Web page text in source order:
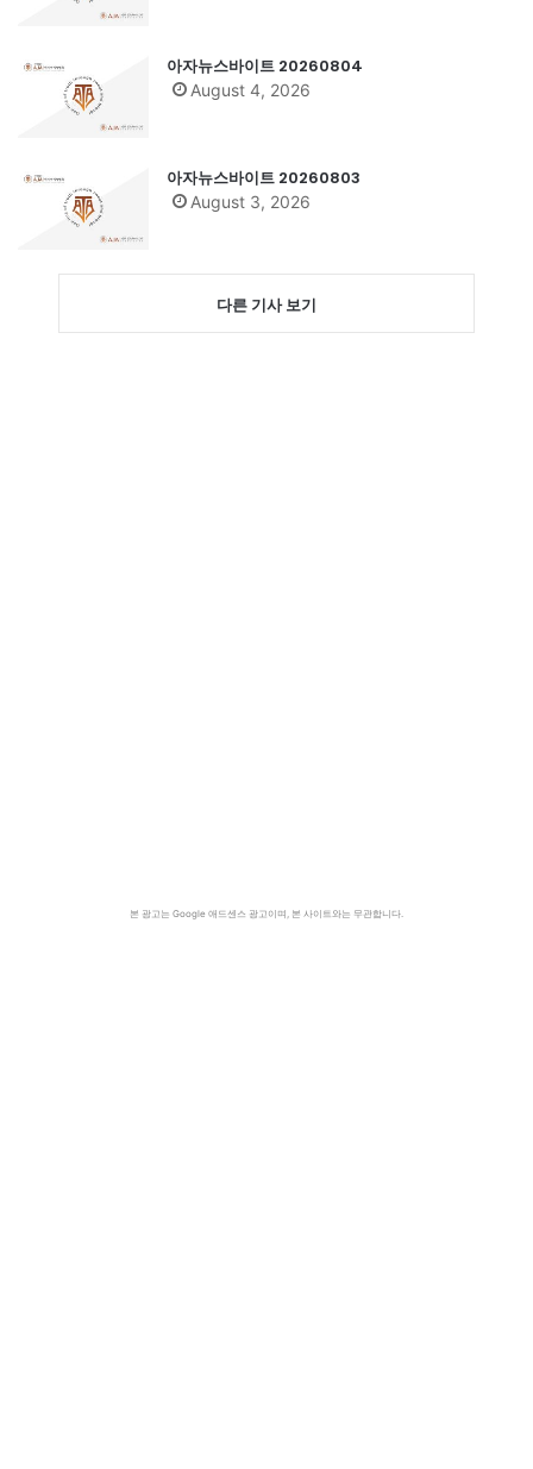
아자뉴스바이트 20260804
August 4, 2026
아자뉴스바이트 20260803
August 3, 2026
다른 기사 보기
본 광고는 Google 애드센스 광고이며, 본 사이트와는 무관합니다.